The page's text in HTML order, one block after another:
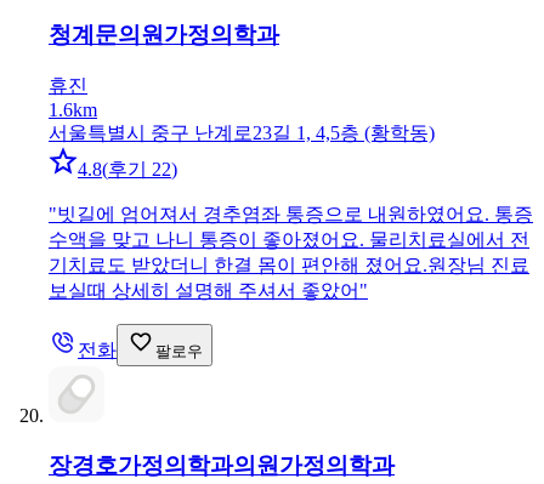
청계문의원가정의학과
휴진
1.6km
서울특별시 중구 난계로23길 1, 4,5층 (황학동)
4.8(후기 22)
"빗길에 엄어져서 경추염좌 통증으로 내원하였어요. 통증
수액을 맞고 나니 통증이 좋아졌어요. 물리치료실에서 전
기치료도 받았더니 한결 몸이 편안해 졌어요.원장님 진료
보실때 상세히 설명해 주셔서 좋았어 "
전화 팔로우
장경호가정의학과의원 가정의학과